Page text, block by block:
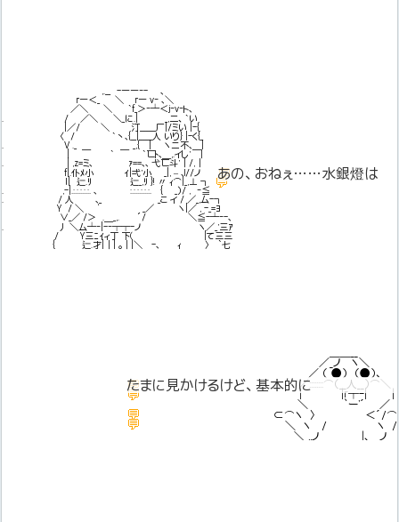
💬
💬
あの、おねぇ……水銀燈は
,.__ -――‐- ､
r―＜_ ＼ r― v‐ ､＼
／＼ ＼ ｀f_＞‐┴＜j‐v‐ト､
. / ／＼ ＼_に.| _,二、｀い
|／/ ＼ 汀______厂|/ミい |-{
〈 / ｀丶､{__|_____人 いり} |-く{_
. V ._ _,{ | ヽニ不､＿|
| ￣ ｀ ￣ ｀匸ﾄ､＿,.イし' ｜
. | ,z=ミ､ ｧ==､､ 弋匸斗'｜/,｜
f|.仆ﾒ小 ｲ|弌'小 _|, – ､l//ノ
ｌ| 辷.ﾘ 辷_,ﾘ }! 〃 ｨ⌒|_,⊥ ┐
. ,-|.:.:.:.:.:. ､ :.:.:.:.:.:. { _）/ , ‐≦
. / 人 ､_ _こ イ / ／_,厶-┐
Y / ＼ ‘ _／ ヽ|／ , -_=ﾖ
∨_／ /＞ .＿_,. ´/ ＼≦-┴‐-､
. 丿 ＼厶┴‐|-‐┬┬-ノ ヽ／_'三ｱ
/ Y三ﾆｲィ丁 下( |て三三
{ 辷.才|｜| ｡｜|＼ -､ ｨ 〉 `七
💬
💬
💬
💬
たまに見かけるけど、基本的に
／_ノ ヽ＼
／ （ ●） （●）、
たまに見かけるけど、基本的に／::::::::⌒（__人__）⌒＼
部屋に閉じこもってるみたいだお| |r┬-| |
＼ `ー'´ ／
話しかけるなって言われたから ⊂⌒ヽ 〉 ＜´/⌒
見かけてもスルーしてるけど
＼ ヽ / ヽ /
＼_,,ノ |､＿ノ